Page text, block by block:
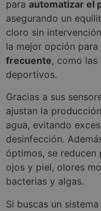
para automatizar el
asegurando un
cloro sin
la mejor opción para
frecuente, como
deportivos.
Gracias a sus
ajustan la
agua, evitando
desinfección.
óptimos, se
ojos y piel, olores
bacterias y algas.
Si buscas un